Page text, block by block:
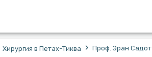
Хирургия в Петах-Тиква › Проф. Эран Садот